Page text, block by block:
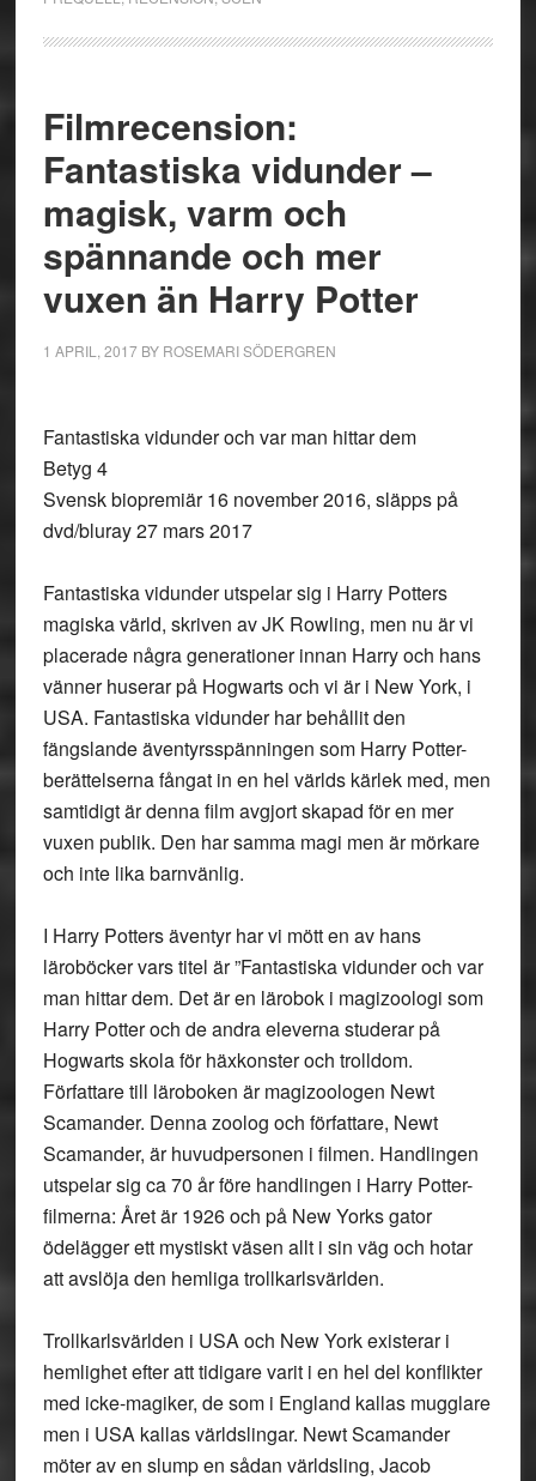
Filmrecension:
Fantastiska vidunder –
magisk, varm och
spännande och mer
vuxen än Harry Potter
1 APRIL, 2017BY ROSEMARI SÖDERGREN
Fantastiska vidunder och var man hittar dem
Betyg 4
Svensk biopremiär 16 november 2016, släpps på
dvd/bluray 27 mars 2017
Fantastiska vidunder utspelar sig i Harry Potters
magiska värld, skriven av JK Rowling, men nu är vi
placerade några generationer innan Harry och hans
vänner huserar på Hogwarts och vi är i New York, i
USA. Fantastiska vidunder har behållit den
fängslande äventyrsspänningen som Harry Potter-
berättelserna fångat in en hel världs kärlek med, men
samtidigt är denna film avgjort skapad för en mer
vuxen publik. Den har samma magi men är mörkare
och inte lika barnvänlig.
I Harry Potters äventyr har vi mött en av hans
läroböcker vars titel är ”Fantastiska vidunder och var
man hittar dem. Det är en lärobok i magizoologi som
Harry Potter och de andra eleverna studerar på
Hogwarts skola för häxkonster och trolldom.
Författare till läroboken är magizoologen Newt
Scamander. Denna zoolog och författare, Newt
Scamander, är huvudpersonen i filmen. Handlingen
utspelar sig ca 70 år före handlingen i Harry Potter-
filmerna: Året är 1926 och på New Yorks gator
ödelägger ett mystiskt väsen allt i sin väg och hotar
att avslöja den hemliga trollkarlsvärlden.
Trollkarlsvärlden i USA och New York existerar i
hemlighet efter att tidigare varit i en hel del konflikter
med icke-magiker, de som i England kallas mugglare
men i USA kallas världslingar. Newt Scamander
möter av en slump en sådan världsling, Jacob